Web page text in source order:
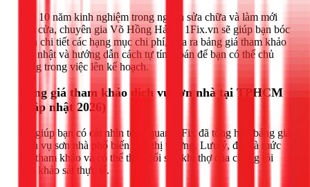
Với 10 năm kinh nghiệm trong ngành sửa chữa và làm mới
nhà cửa, chuyên gia Võ Hồng Hải từ 1Fix.vn sẽ giúp bạn bóc
tách chi tiết các hạng mục chi phí, đưa ra bảng giá tham khảo
cập nhật và hướng dẫn cách tự tính toán để bạn có thể chủ
động trong việc lên kế hoạch.
Bảng giá tham khảo dịch vụ sơn nhà tại TPHCM
(Cập nhật 2026)
Để giúp bạn có cái nhìn tổng quan, 1Fix đã tổng hợp bảng giá
dịch vụ sơn nhà phổ biến trên thị trường. Lưu ý, đây là mức
giá tham khảo và có thể thay đổi sau khi thợ của chúng tôi
đến khảo sát thực tế.